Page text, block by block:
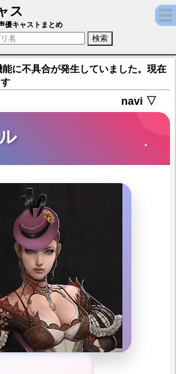
ス
声優：永水陽菜)【グラナド・エ
優キャストまとめ
に不具合が発生していました。現在
navi ▽